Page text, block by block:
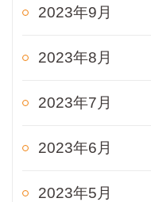
2023年9月
2023年8月
2023年7月
2023年6月
2023年5月